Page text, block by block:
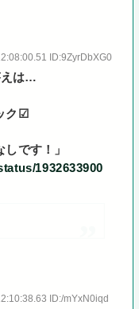
ID:9ZyrDbXG0
えは…
ク☑
です！」
1932633900
ID:/mYxN0iqd